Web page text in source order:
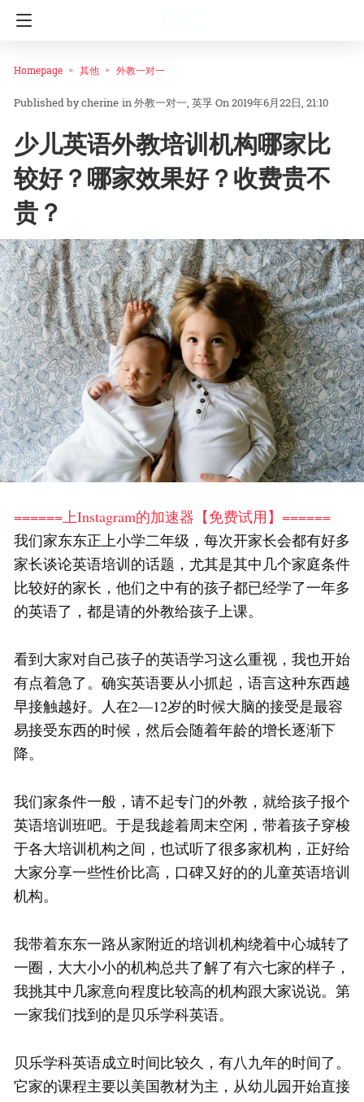
Homepage 其他 外教一对一
cherine in外教一对一 英孚On 2019年6月22日, 21:10
少儿英语外教培训机构哪家比
较好？哪家效果好？收费贵不
贵？
======上Instagram的加速器【免费试用】======
我们家东东正上小学二年级，每次开家长会都有好多
家长谈论英语培训的话题，尤其是其中几个家庭条件
比较好的家长，他们之中有的孩子都已经学了一年多
的英语了，都是请的外教给孩子上课。
看到大家对自己孩子的英语学习这么重视，我也开始
有点着急了。确实英语要从小抓起，语言这种东西越
早接触越好。人在2—12岁的时候大脑的接受是最容
易接受东西的时候，然后会随着年龄的增长逐渐下
降。
我们家条件一般，请不起专门的外教，就给孩子报个
英语培训班吧。于是我趁着周末空闲，带着孩子穿梭
于各大培训机构之间，也试听了很多家机构，正好给
大家分享一些性价比高，口碑又好的的儿童英语培训
机构。
我带着东东一路从家附近的培训机构绕着中心城转了
一圈，大大小小的机构总共了解了有六七家的样子，
我挑其中几家意向程度比较高的机构跟大家说说。第
一家我们找到的是贝乐学科英语。
贝乐学科英语成立时间比较久，有八九年的时间了。
它家的课程主要以美国教材为主，从幼儿园开始直接